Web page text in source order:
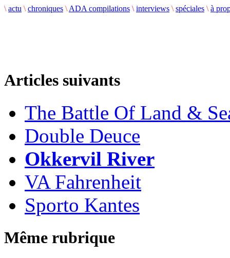
\ actu \ chroniques \ ADA compilations \ interviews \ spéciales \ à
Articles suivants
The Battle Of Land &
Double Deuce
Okkervil River
VA Fahrenheit
Sporto Kantes
Même rubrique